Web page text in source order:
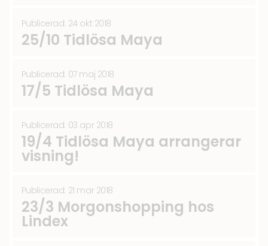
Publicerad: 24 okt 2018
25/10 Tidlösa Maya
Publicerad: 07 maj 2018
17/5 Tidlösa Maya
Publicerad: 03 apr 2018
19/4 Tidlösa Maya arrangerar
visning!
Publicerad: 21 mar 2018
23/3 Morgonshopping hos
Lindex